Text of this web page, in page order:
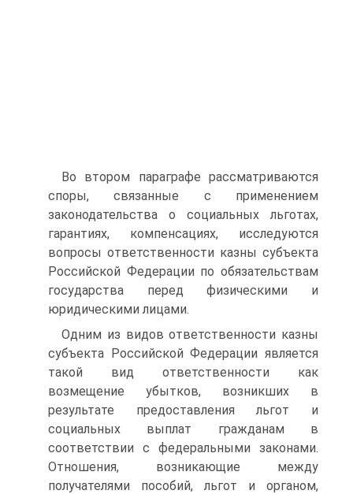
Во втором параграфе рассматриваются
споры, связанные с применением
законодательства о социальных льготах,
гарантиях, компенсациях, исследуются
вопросы ответственности казны субъекта
Российской Федерации по обязательствам
государства перед физическими и
юридическими лицами.
Одним из видов ответственности казны
субъекта Российской Федерации является
такой вид ответственности как
возмещение убытков, возникших в
результате предоставления льгот и
социальных выплат гражданам в
соответствии с федеральными законами.
Отношения, возникающие между
получателями пособий, льгот и органом,